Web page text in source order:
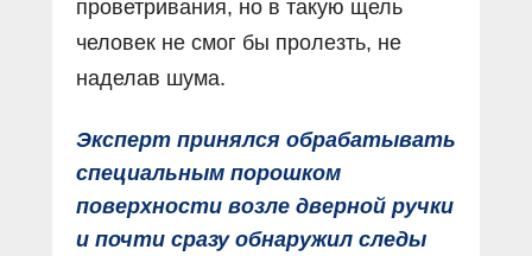
проветривания, но в такую щель
человек не смог бы пролезть, не
наделав шума.
Эксперт принялся обрабатывать
специальным порошком
поверхности возле дверной ручки
и почти сразу обнаружил следы